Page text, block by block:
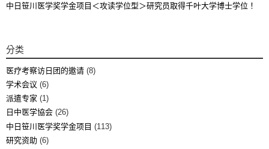
中日笹川医学奖学金项目＜攻读学位型＞研究员取得千叶大学博士学位！
分类
医疗考察访日团的邀请 (8)
学术会议 (6)
派遣专家 (1)
日中医学協会 (26)
中日笹川医学奖学金项目 (113)
研究资助 (6)